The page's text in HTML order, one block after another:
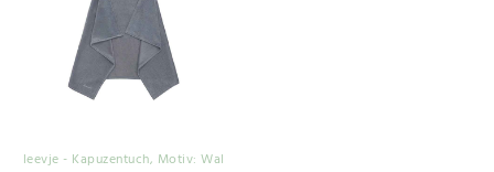
leevje - Kapuzentuch, Motiv: Wal